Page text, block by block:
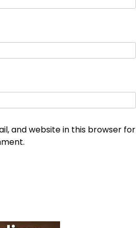
and website in this browser for